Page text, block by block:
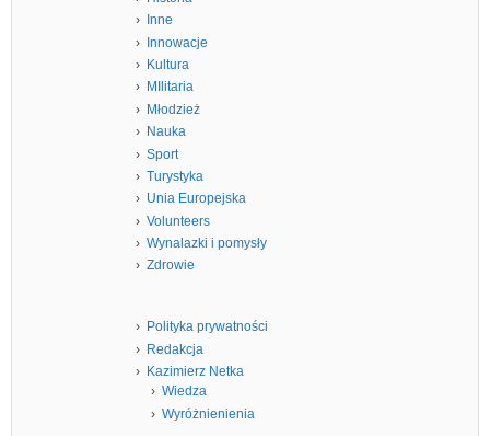
Inne
Innowacje
Kultura
MIlitaria
Młodzież
Nauka
Sport
Turystyka
Unia Europejska
Volunteers
Wynalazki i pomysły
Zdrowie
Polityka prywatności
Redakcja
Kazimierz Netka
Wiedza
Wyróżnienienia